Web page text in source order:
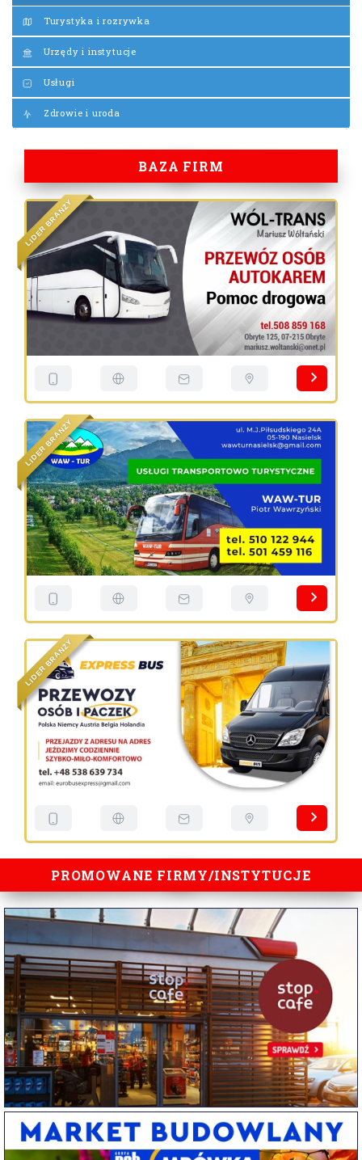
Turystyka i rozrywka
Urzędy i instytucje
Usługi
Zdrowie i uroda
BAZA FIRM
LI
DER
BRAN
Ż
Y
LI
DER
BRAN
Ż
Y
LI
DER
BRAN
Ż
Y
PROMOWANE FIRMY/INSTYTUCJE